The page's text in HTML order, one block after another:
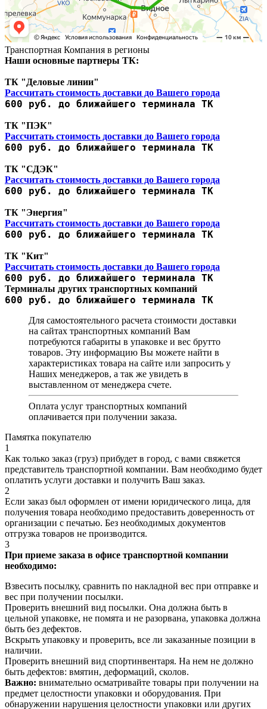
Транспортная Компания в регионы
Наши основные партнеры ТК:
ТК "Деловые линии"
Рассчитать стоимость доставки до Вашего города
600 руб. до ближайшего терминала ТК
ТК "ПЭК"
Рассчитать стоимость доставки до Вашего города
600 руб. до ближайшего терминала ТК
ТК "СДЭК"
Рассчитать стоимость доставки до Вашего города
600 руб. до ближайшего терминала ТК
ТК "Энергия"
Рассчитать стоимость доставки до Вашего города
600 руб. до ближайшего терминала ТК
ТК "Кит"
Рассчитать стоимость доставки до Вашего города
600 руб. до ближайшего терминала ТК
Терминалы других транспортных компаний
600 руб. до ближайшего терминала ТК
Для самостоятельного расчета стоимости доставки
на сайтах транспортных компаний Вам
потребуются габариты в упаковке и вес брутто
товаров. Эту информацию Вы можете найти в
характеристиках товара на сайте или запросить у
Наших менеджеров, а так же увидеть в
выставленном от менеджера счете.
Оплата услуг транспортных компаний
оплачивается при получении заказа.
Памятка покупателю
1
Как только заказ (груз) прибудет в город, с вами свяжется
представитель транспортной компании. Вам необходимо будет
оплатить услуги доставки и получить Ваш заказ.
2
Если заказ был оформлен от имени юридического лица, для
получения товара необходимо предоставить доверенность от
организации с печатью. Без необходимых документов
отгрузка товаров не производится.
3
При приеме заказа в офисе транспортной компании
необходимо:
Взвесить посылку, сравнить по накладной вес при отправке и
вес при получении посылки.
Проверить внешний вид посылки. Она должна быть в
цельной упаковке, не помята и не разорвана, упаковка должна
быть без дефектов.
Вскрыть упаковку и проверить, все ли заказанные позиции в
наличии.
Проверить внешний вид спортинвентаря. На нем не должно
быть дефектов: вмятин, деформаций, сколов.
Важно: внимательно осматривайте товары при получении на
предмет целостности упаковки и оборудования. При
обнаружении нарушения целостности упаковки или других